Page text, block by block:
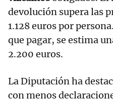
devolución supera las
1.128 euros por
que pagar, se estima
2.200 euros.
La Diputación ha
con menos